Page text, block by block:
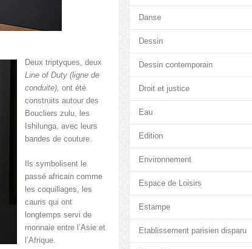
Deux triptyques, deux
Line of Duty (ligne de
conduite), ont été
construits autour des
Boucliers zulu, les
Ishilunga, avec leurs
bandes de couture.
Ils symbolisent le
passé africain comme
les coquillages, les
cauris qui ont
longtemps servi de
monnaie entre l’Asie et
l’Afrique.
Danse
Dessin
Dessin contemporain
Droit et justice
Eau
Edition
Environnement
Espace de Loisirs
Estampe
Etablissement parisien disparu